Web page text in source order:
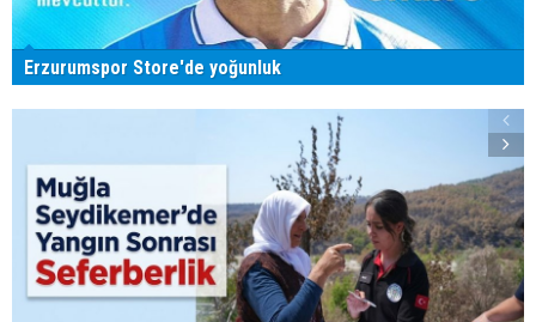
Erzurumspor Store'de yoğunluk